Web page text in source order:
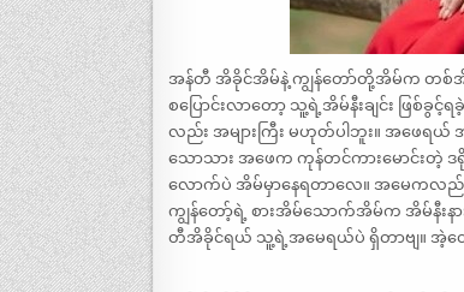
အန်တီ အိခိုင်အိမ်နဲ့ ကျွန်တော်တို့အိမ်က တစ်အိမ်
စပြောင်းလာတော့ သူ့ရဲ့အိမ်နီးချင်း ဖြစ်
လည်း အများကြီး မဟုတ်ပါဘူး။ အဖေရ
သောသား အဖေက ကုန်တင်ကားမောင်းတဲ့ ဒ
လောက်ပဲ အိမ်မှာနေရတာလေ။ အမေကလည်
ကျွန်တော့်ရဲ့ စားအိမ်သောက်အိမ်က အိမ်နီး
တီအိခိုင်ရယ် သူ့ရဲ့အမေရယ်ပဲ ရှိတာဗျ။ အဲ့တ